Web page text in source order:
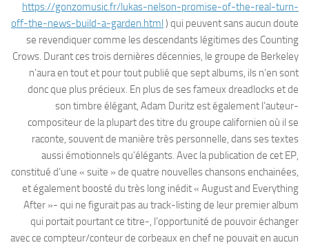
https://gonzomusic.fr/lukas-nelson-promise-of-the-real-turn-
off-the-news-build-a-garden.html ) qui peuvent sans aucun doute
se revendiquer comme les descendants légitimes des Counting
Crows. Durant ces trois dernières décennies, le groupe de Berkeley
n’aura en tout et pour tout publié que sept albums, ils n’en sont
donc que plus précieux. En plus de ses fameux dreadlocks et de
son timbre élégant, Adam Duritz est également l’auteur-
compositeur de la plupart des titre du groupe californien où il se
raconte, souvent de manière très personnelle, dans ses textes
aussi émotionnels qu’élégants. Avec la publication de cet EP,
constitué d’une « suite » de quatre nouvelles chansons enchainées,
et également boosté du très long inédit « August and Everything
After »- qui ne figurait pas au track-listing de leur premier album
qui portait pourtant ce titre-, l’opportunité de pouvoir échanger
avec ce compteur/conteur de corbeaux en chef ne pouvait en aucun